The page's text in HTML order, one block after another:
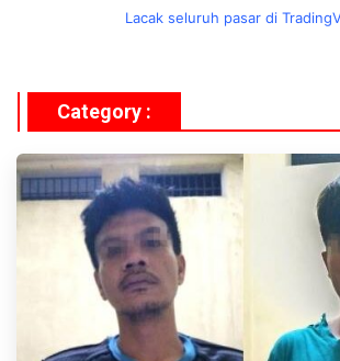
Lacak seluruh pasar di
Category :